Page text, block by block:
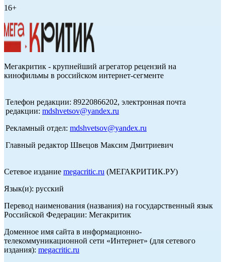
16+
Мегакритик - крупнейший агрегатор рецензий на
кинофильмы в российском интернет-сегменте
Телефон редакции: 89220866202, электронная почта
редакции: mdshvetsov@yandex.ru
Рекламный отдел: mdshvetsov@yandex.ru
Главный редактор Швецов Максим Дмитриевич
Сетевое издание megacritic.ru (МЕГАКРИТИК.РУ)
Язык(и): русский
Перевод наименования (названия) на государственный язык
Российской Федерации: Мегакритик
Доменное имя сайта в информационно-
телекоммуникационной сети «Интернет» (для сетевого
издания): megacritic.ru